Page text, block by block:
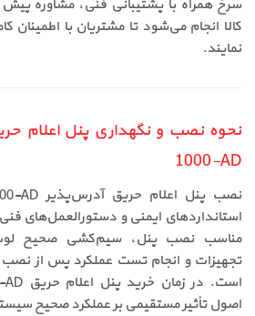
سرخ همراه با پشتیبانی فنی، مشاوره
کالا انجام می‌شود تا مشتریان با
نمایند.
1000-AD
استانداردهای ایمنی و دستورالعمل‌های
مناسب نصب پنل، سیم‌کشی صحیح
تجهیزات و انجام تست عملکرد پس از نصب
اصول تأثیر مستقیمی بر عملکرد صحیح